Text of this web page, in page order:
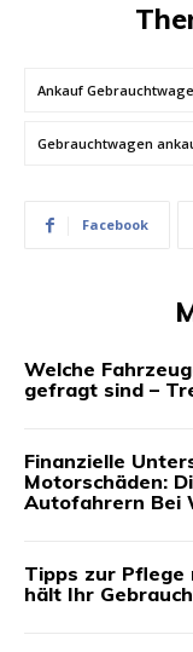
Ankauf
Gebrauchtwagen
Facebook
Welche
gefragt sind –
Finanzielle
Motorschäden:
Autofahrern Bei
Tipps zur Pflege
hält Ihr